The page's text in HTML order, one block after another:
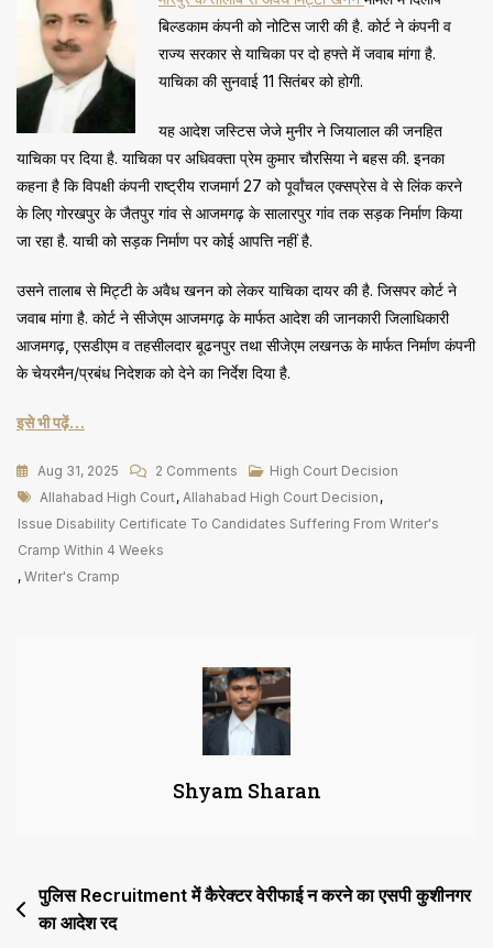
बिल्डकाम कंपनी को नोटिस जारी की है. कोर्ट ने कंपनी व
राज्य सरकार से याचिका पर दो हफ्ते में जवाब मांगा है.
याचिका की सुनवाई 11 सितंबर को होगी.
यह आदेश जस्टिस जेजे मुनीर ने जियालाल की जनहित
याचिका पर दिया है. याचिका पर अधिवक्ता प्रेम कुमार चौरसिया ने बहस की. इनका
कहना है कि विपक्षी कंपनी राष्ट्रीय राजमार्ग 27 को पूर्वांचल एक्सप्रेस वे से लिंक करने
के लिए गोरखपुर के जैतपुर गांव से आजमगढ़ के सालारपुर गांव तक सड़क निर्माण किया
जा रहा है. याची को सड़क निर्माण पर कोई आपत्ति नहीं है.
उसने तालाब से मिट्टी के अवैध खनन को लेकर याचिका दायर की है. जिसपर कोर्ट ने
जवाब मांगा है. कोर्ट ने सीजेएम आजमगढ़ के मार्फत आदेश की जानकारी जिलाधिकारी
आजमगढ़, एसडीएम व तहसीलदार बूढनपुर तथा सीजेएम लखनऊ के मार्फत निर्माण कंपनी
के चेयरमैन/प्रबंध निदेशक को देने का निर्देश दिया है.
इसे भी पढ़ें…
Aug 31, 2025 2 Comments On
Writer’s
Cramp
हफ्ते
में
जारी
करें
दिव्यांग
High Court Decision
Tags
Allahabad High Court, Allahabad High Court Decision ,
Issue Disability Certificate To Candidates Suffering From Writer's
Cramp Within 4 Weeks
, Writer's Cramp
Shyam Sharan
Post
navigation
पुलिस Recruitment में कैरेक्टर वेरीफाई न करने का एसपी कुशीनगर
का आदेश रद